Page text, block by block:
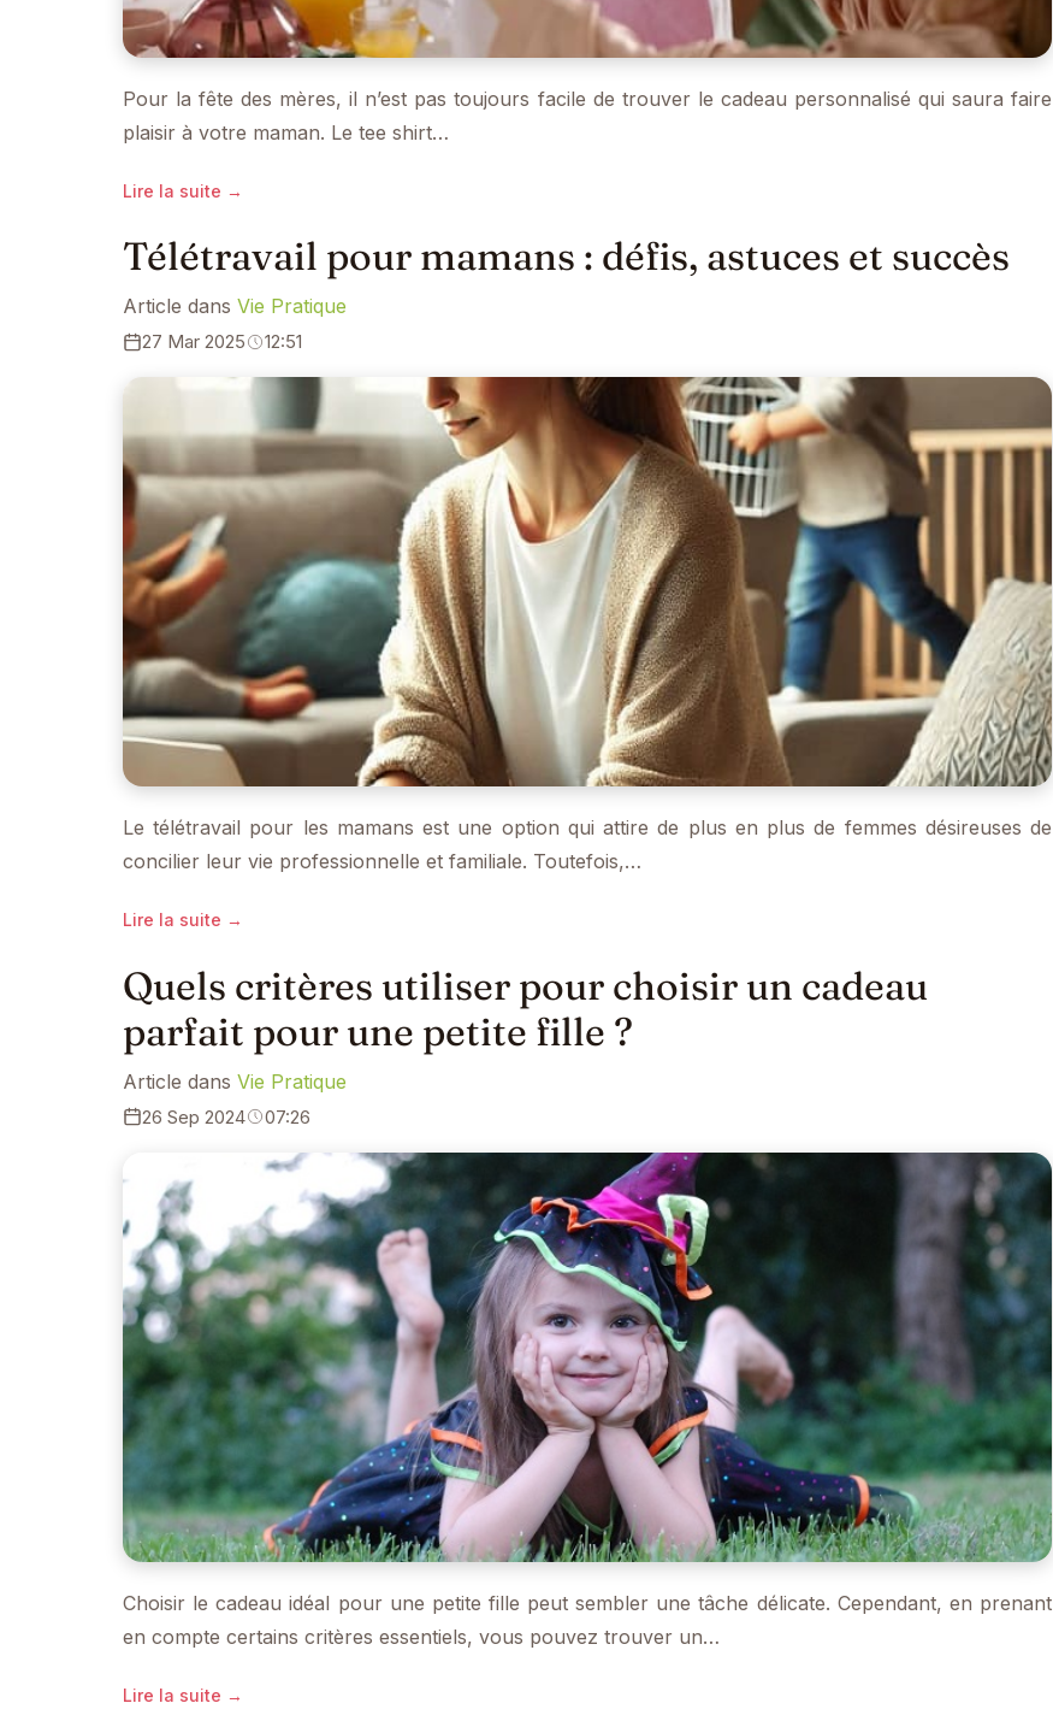
Pour la fête des mères, il n’est pas toujours facile de trouver le cadeau personnalisé qui saura faire
plaisir à votre maman. Le tee shirt…
Lire la suite →
Télétravail pour mamans : défis, astuces et succès
Article dans Vie Pratique
27 Mar 2025 12:51
Le télétravail pour les mamans est une option qui attire de plus en plus de femmes désireuses de
concilier leur vie professionnelle et familiale. Toutefois,…
Lire la suite →
Quels critères utiliser pour choisir un cadeau
parfait pour une petite fille ?
Article dans Vie Pratique
26 Sep 2024 07:26
Choisir le cadeau idéal pour une petite fille peut sembler une tâche délicate. Cependant, en prenant
en compte certains critères essentiels, vous pouvez trouver un…
Lire la suite →